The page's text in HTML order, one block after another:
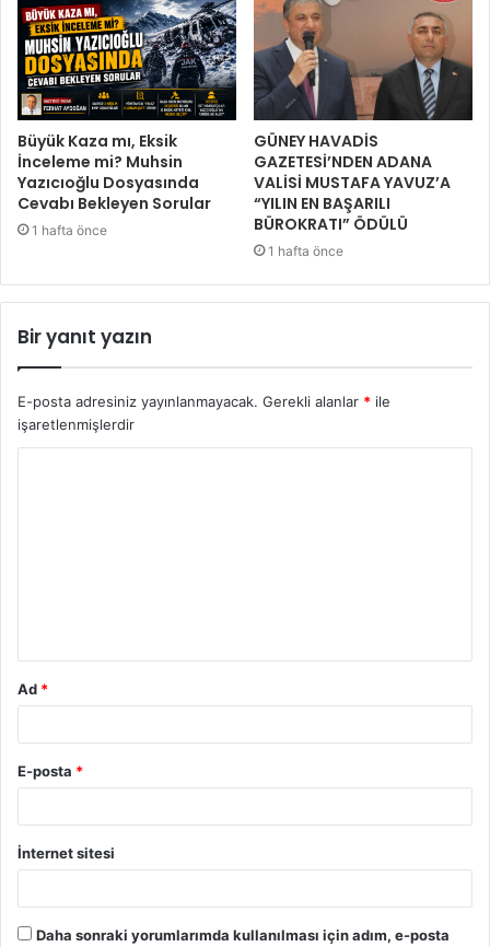
Büyük Kaza mı, Eksik
İnceleme mi? Muhsin
Yazıcıoğlu Dosyasında
Cevabı Bekleyen Sorular
1 hafta önce
GÜNEY HAVADİS
GAZETESİ’NDEN ADANA
VALİSİ MUSTAFA YAVUZ’A
“YILIN EN BAŞARILI
BÜROKRATI” ÖDÜLÜ
1 hafta önce
Bir yanıt yazın
E-posta adresiniz yayınlanmayacak. Gerekli alanlar * ile
işaretlenmişlerdir
Ad *
E-posta *
İnternet sitesi
Daha sonraki yorumlarımda kullanılması için adım, e-posta